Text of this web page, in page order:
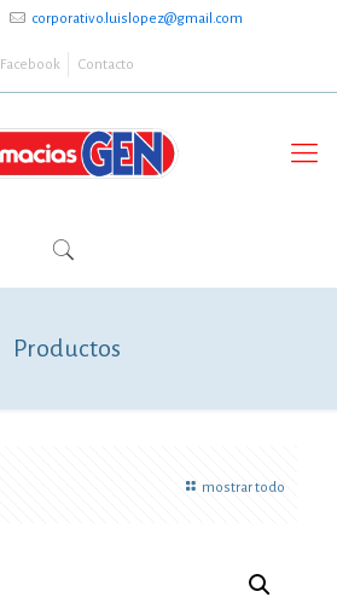
corporativo.luislopez@gmail.com
Facebook Contacto
Productos
mostrar todo